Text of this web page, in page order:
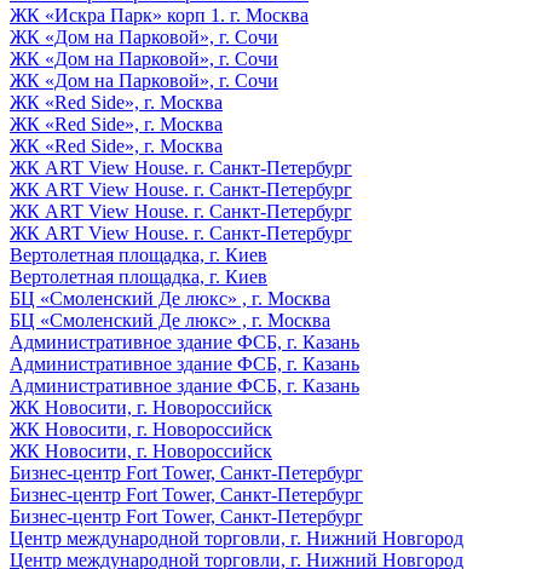
ЖК «Искра Парк» корп 1. г. Москва
ЖК «Дом на Парковой», г. Сочи
ЖК «Дом на Парковой», г. Сочи
ЖК «Дом на Парковой», г. Сочи
ЖК «Red Side», г. Москва
ЖК «Red Side», г. Москва
ЖК «Red Side», г. Москва
ЖК ART View House. г. Санкт-Петербург
ЖК ART View House. г. Санкт-Петербург
ЖК ART View House. г. Санкт-Петербург
ЖК ART View House. г. Санкт-Петербург
Вертолетная площадка, г. Киев
Вертолетная площадка, г. Киев
БЦ «Смоленский Де люкс» , г. Москва
БЦ «Смоленский Де люкс» , г. Москва
Административное здание ФСБ, г. Казань
Административное здание ФСБ, г. Казань
Административное здание ФСБ, г. Казань
ЖК Новосити, г. Новороссийск
ЖК Новосити, г. Новороссийск
ЖК Новосити, г. Новороссийск
Бизнес-центр Fort Tower, Санкт-Петербург
Бизнес-центр Fort Tower, Санкт-Петербург
Бизнес-центр Fort Tower, Санкт-Петербург
Центр международной торговли, г. Нижний Новгород
Центр международной торговли, г. Нижний Новгород